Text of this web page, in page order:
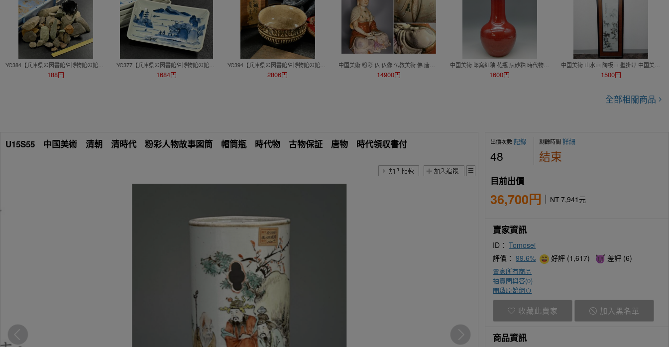
188円 1684円 2806円 14900円
中国美術 郎窯紅釉 花瓶 辰砂釉 時代物 唐物 古美術 花器 陶磁器 赤釉 骨董品260731
1600円
中国美術 山水画 陶板画 壁掛け 中国美術 時代物 掛軸 古美術 山水画 落款 骨董品
1500円
全部相關商品
U15S55 中国美術 清朝 清時代 粉彩人物故事図筒 帽筒瓶 時代物 古物保証 唐物 時代領収書付 出價次數記錄
48
剩餘時間詳細
結束
目前出價
36,700円 NT 7,941元
賣家資訊
ID：Tomosei
評價：99.6% 好評 (1,617) 差評 (6)
賣家所有商品
拍賣問與答(0)
開啟原始網頁
收藏此賣家 加入黑名單
商品資訊